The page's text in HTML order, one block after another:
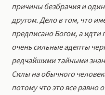
причины безбрачия и
другом. Дело в том, что
предписано Богом, а идти
очень сильные адепты
редчайшими тайными
Силы на обычного
потому что это все равно